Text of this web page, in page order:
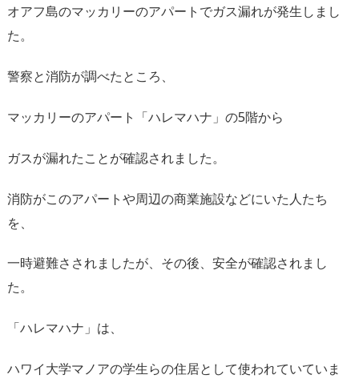
オアフ島のマッカリーのアパートでガス漏れが発生しまし
た。
警察と消防が調べたところ、
マッカリーのアパート「ハレマハナ」の5階から
ガスが漏れたことが確認されました。
消防がこのアパートや周辺の商業施設などにいた人たち
を、
一時避難さされましたが、その後、安全が確認されまし
た。
「ハレマハナ」は、
ハワイ大学マノアの学生らの住居として使われていていま